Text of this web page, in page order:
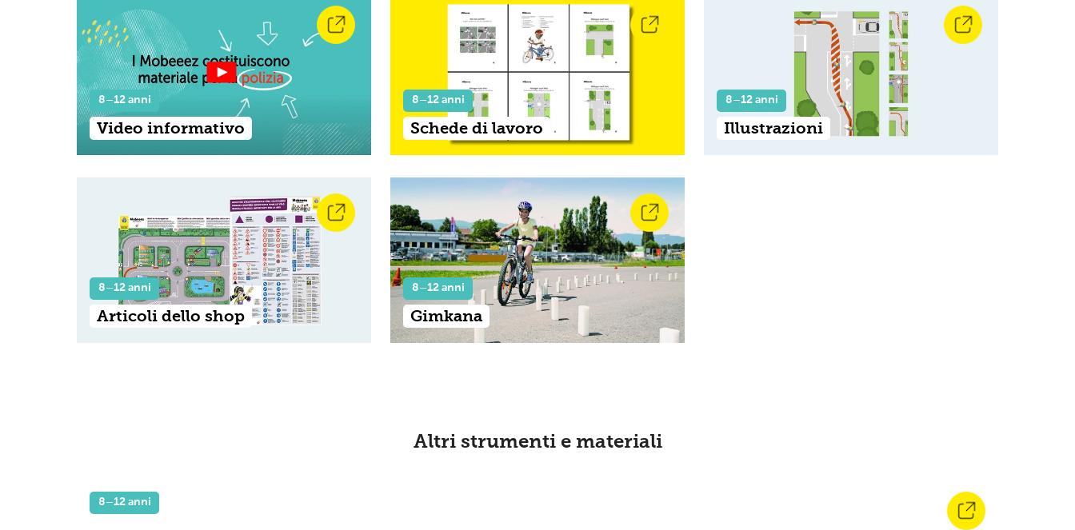
8–12 anni
Video informativo
8–12 anni
Schede di lavoro
8–12 anni
Illustrazioni
8–12 anni
Articoli dello shop
8–12 anni
Gimkana
Altri strumenti e materiali
8–12 anni